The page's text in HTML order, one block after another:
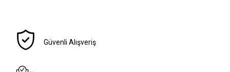
Güvenli Alışveriş